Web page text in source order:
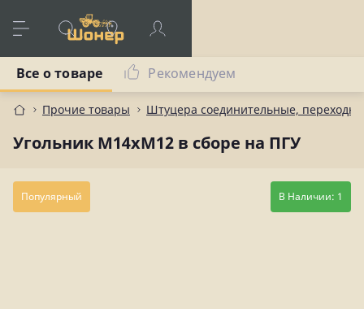
Прочие товары Штуцера соединительные,
Угольник М14хМ12 в сборе на ПГУ
Все о товаре Рекомендуем
Популярный В Наличии: 1